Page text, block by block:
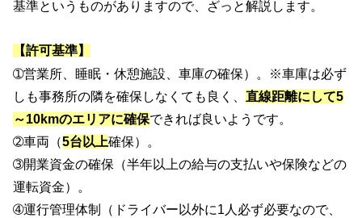
基準というものがありますので、ざっと解説します。
【許可基準】
➀営業所、睡眠・休憩施設、車庫の確保）。※車庫は必ず
しも事務所の隣を確保しなくても良く、直線距離にして5
～10kmのエリアに確保できれば良いようです。
➁車両（5台以上確保）。
➂開業資金の確保（半年以上の給与の支払いや保険などの
運転資金）。
➃運行管理体制（ドライバー以外に1人必ず必要なので、